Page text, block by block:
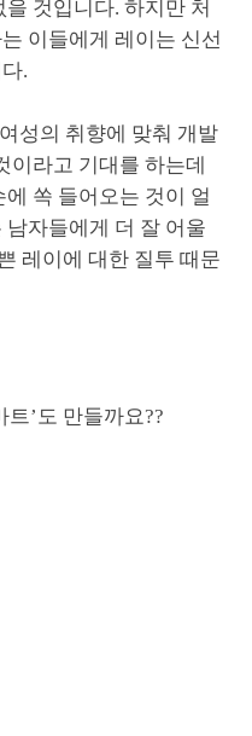
것입니다. 하지만 처
이들에게 레이는 신선
.
성의 취향에 맞춰 개발
이라고 기대를 하는데
쏙 들어오는 것이 얼
자들에게 더 잘 어울
레이에 대한 질투 때문
트’도 만들까요??